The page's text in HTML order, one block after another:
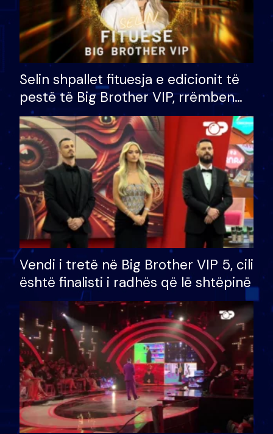
Selin shpallet fituesja e edicionit të
pestë të Big Brother VIP, rrëmben
çmimin e madh prej 100 mijë eurosh
Vendi i tretë në Big Brother VIP 5, cili
është finalisti i radhës që lë shtëpinë